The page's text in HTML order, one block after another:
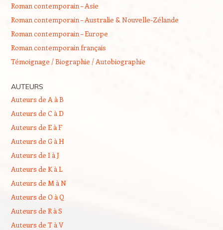
Roman contemporain – Asie
Roman contemporain – Australie & Nouvelle-Zélande
Roman contemporain – Europe
Roman contemporain français
Témoignage / Biographie / Autobiographie
AUTEURS
Auteurs de A à B
Auteurs de C à D
Auteurs de E à F
Auteurs de G à H
Auteurs de I à J
Auteurs de K à L
Auteurs de M à N
Auteurs de O à Q
Auteurs de R à S
Auteurs de T à V